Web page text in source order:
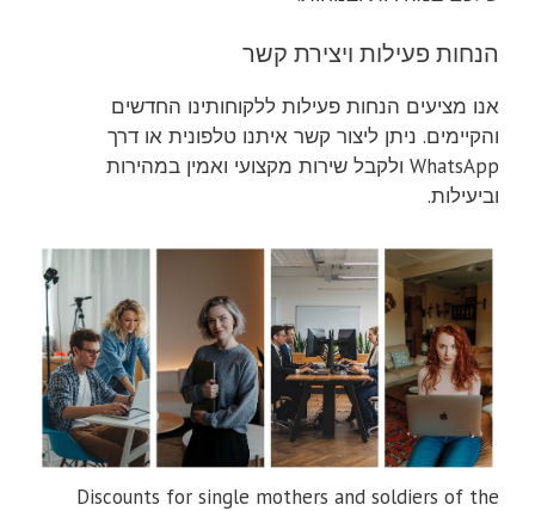
הנחות פעילות ויצירת קשר
אנו מציעים הנחות פעילות ללקוחותינו החדשים
והקיימים. ניתן ליצור קשר איתנו טלפונית או דרך
WhatsApp ולקבל שירות מקצועי ואמין במהירות
וביעילות.
Discounts for single mothers and soldiers of the